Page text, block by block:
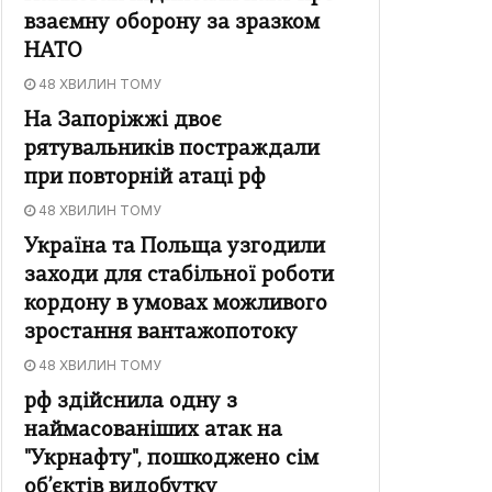
взаємну оборону за зразком
НАТО
48 ХВИЛИН ТОМУ
На Запоріжжі двоє
рятувальників постраждали
при повторній атаці рф
48 ХВИЛИН ТОМУ
Україна та Польща узгодили
заходи для стабільної роботи
кордону в умовах можливого
зростання вантажопотоку
48 ХВИЛИН ТОМУ
рф здійснила одну з
наймасованіших атак на
"Укрнафту", пошкоджено сім